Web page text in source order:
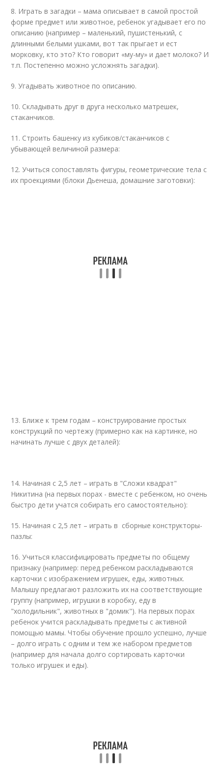
8. Играть в загадки – мама описывает в самой простой
форме предмет или животное, ребенок угадывает его по
описанию (например – маленький, пушистенький, с
длинными белыми ушками, вот так прыгает и ест
морковку, кто это? Кто говорит «му-му» и дает молоко? И
т.п. Постепенно можно усложнять загадки).
9. Угадывать животное по описанию.
10. Складывать друг в друга несколько матрешек,
стаканчиков.
11. Строить башенку из кубиков/стаканчиков с
убывающей величиной размера:
12. Учиться сопоставлять фигуры, геометрические тела с
их проекциями (блоки Дьенеша, домашние заготовки):
13. Ближе к трем годам – конструирование простых
конструкций по чертежу (примерно как на картинке, но
начинать лучше с двух деталей):
14. Начиная с 2,5 лет – играть в "Сложи квадрат"
Никитина (на первых порах - вместе с ребенком, но очень
быстро дети учатся собирать его самостоятельно):
15. Начиная с 2,5 лет – играть в сборные конструкторы-
пазлы:
16. Учиться классифицировать предметы по общему
признаку (например: перед ребенком раскладываются
карточки с изображением игрушек, еды, животных.
Малышу предлагают разложить их на соответствующие
группу (например, игрушки в коробку, еду в
"холодильник", животных в "домик"). На первых порах
ребенок учится раскладывать предметы с активной
помощью мамы. Чтобы обучение прошло успешно, лучше
– долго играть с одним и тем же набором предметов
(например для начала долго сортировать карточки
только игрушек и еды).